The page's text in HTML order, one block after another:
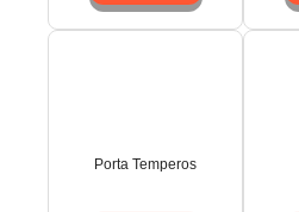
Porta Temperos